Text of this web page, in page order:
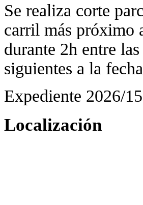
Se realiza corte
carril más próximo
durante 2h entre
siguientes a la
Expediente 2026/
Localización